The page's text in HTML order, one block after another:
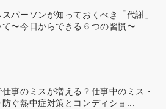
スパーソンが知っておくべき「代謝」
て〜今日からできる６つの習慣〜
事のミスが増える？仕事中のミス・
防ぐ熱中症対策とコンディショ...